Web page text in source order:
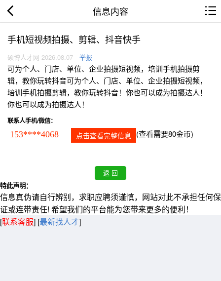
信息内容
手机短视频拍摄、剪辑、抖音快手
硕博人才网 2026.08.07 举报
可为个人、门店、单位、企业拍摄短视频，培训手机拍摄剪
辑，教你玩转抖音可为个人、门店、单位、企业拍摄短视频，
培训手机拍摄剪辑，教你玩转抖音！你也可以成为拍摄达人！
你也可以成为拍摄达人！
联系人手机/微信：
153****4068 点击查看完整信息 (查看需要80金币)
特此声明：
信息真伪请自行辨别，求职应聘须谨慎，网站对此不承担任何保
证或连带责任! 希望我们的平台能为您带来更多的便利！
[联系客服] [最新找人才]